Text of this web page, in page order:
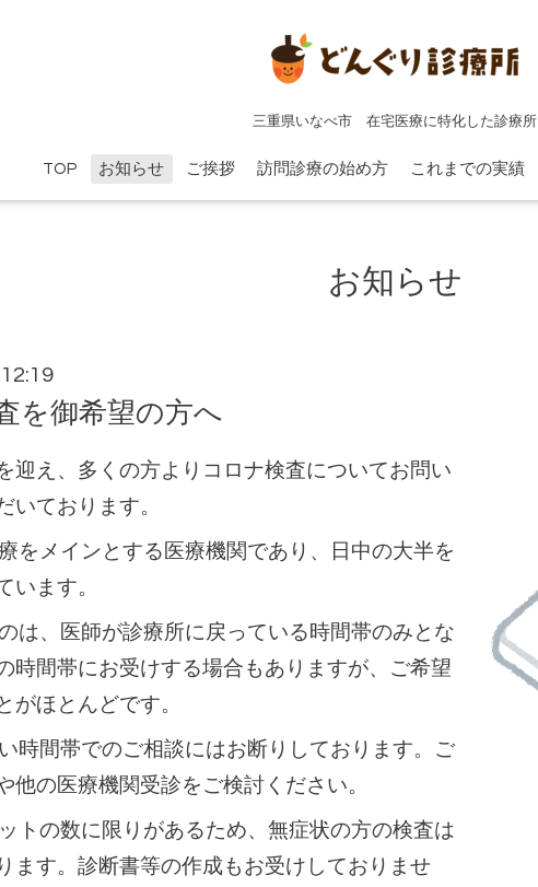
三重県いなべ市 在宅医療に特化した診療所
TOP お知らせ ご挨拶 訪問診療の始め方 これまでの実績
お知らせ
を御希望の方へ
迎え、多くの方よりコロナ検査についてお問い
いております。
をメインとする医療機関であり、日中の大半を
います。
は、医師が診療所に戻っている時間帯のみとな
時間帯にお受けする場合もありますが、ご希望
がほとんどです。
時間帯でのご相談にはお断りしております。ご
他の医療機関受診をご検討ください。
トの数に限りがあるため、無症状の方の検査は
ます。診断書等の作成もお受けしておりませ